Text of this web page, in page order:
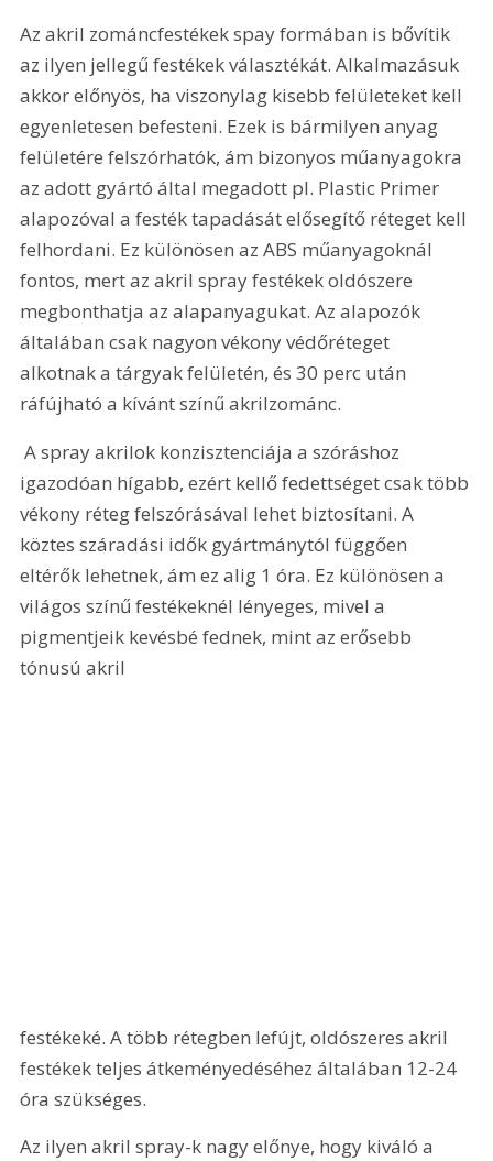
Az akril zománcfestékek spay formában is bővítik
az ilyen jellegű festékek választékát. Alkalmazásuk
akkor előnyös, ha viszonylag kisebb felületeket kell
egyenletesen befesteni. Ezek is bármilyen anyag
felületére felszórhatók, ám bizonyos műanyagokra
az adott gyártó által megadott pl. Plastic Primer
alapozóval a festék tapadását elősegítő réteget kell
felhordani. Ez különösen az ABS műanyagoknál
fontos, mert az akril spray festékek oldószere
megbonthatja az alapanyagukat. Az alapozók
általában csak nagyon vékony védőréteget
alkotnak a tárgyak felületén, és 30 perc után
ráfújható a kívánt színű akrilzománc.
A spray akrilok konzisztenciája a szóráshoz
igazodóan hígabb, ezért kellő fedettséget csak több
vékony réteg felszórásával lehet biztosítani. A
köztes száradási idők gyártmánytól függően
eltérők lehetnek, ám ez alig 1 óra. Ez különösen a
világos színű festékeknél lényeges, mivel a
pigmentjeik kevésbé fednek, mint az erősebb
tónusú akril
festékeké. A több rétegben lefújt, oldószeres akril
festékek teljes átkeményedéséhez általában 12-24
óra szükséges.
Az ilyen akril spray-k nagy előnye, hogy kiváló a